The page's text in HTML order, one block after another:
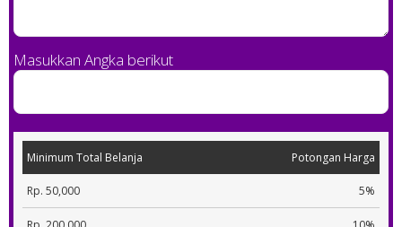
Masukkan Angka berikut
Minimum Total Belanja Potongan Harga
Rp. 50,000 5%